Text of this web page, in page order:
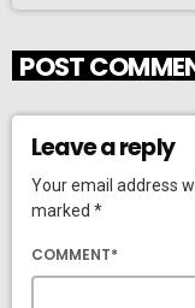
POST
Leave a reply
Your email address
marked *
COMMENT*